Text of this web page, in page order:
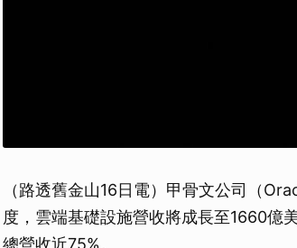
（路透舊金山16日電）甲骨文公司（
度，雲端基礎設施營收將成長至1660億
總營收近75%。